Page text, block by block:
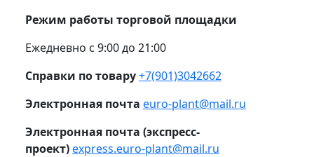
Режим работы торговой площадки
Ежедневно с 9:00 до 21:00
Справки по товару+7(901)3042662
Электронная почта euro-plant@mail.ru
Электронная почта (экспресс-
проект)express.euro-plant@mail.ru